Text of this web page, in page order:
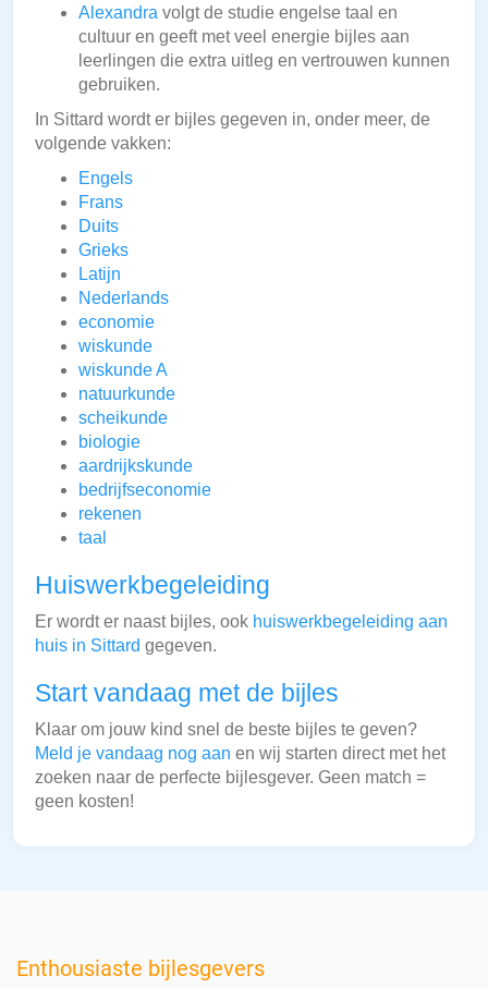
Alexandra volgt de studie engelse taal en
cultuur en geeft met veel energie bijles aan
leerlingen die extra uitleg en vertrouwen kunnen
gebruiken.
In Sittard wordt er bijles gegeven in, onder meer, de
volgende vakken:
Engels
Frans
Duits
Grieks
Latijn
Nederlands
economie
wiskunde
wiskunde A
natuurkunde
scheikunde
biologie
aardrijkskunde
bedrijfseconomie
rekenen
taal
Huiswerkbegeleiding
Er wordt er naast bijles, ook huiswerkbegeleiding aan
huis in Sittard gegeven.
Start vandaag met de bijles
Klaar om jouw kind snel de beste bijles te geven?
Meld je vandaag nog aan en wij starten direct met het
zoeken naar de perfecte bijlesgever. Geen match =
geen kosten!
Enthousiaste bijlesgevers